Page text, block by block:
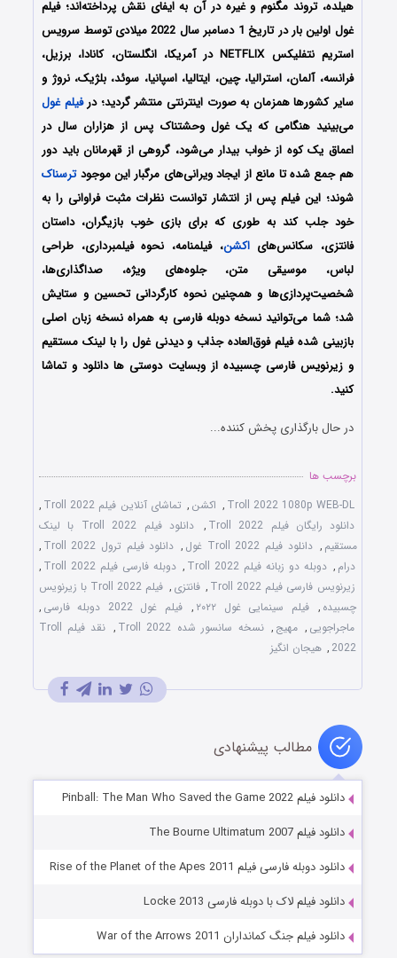
هیلده، تروند مگنوم و غیره در آن به ایفای نقش پرداخته‌اند؛ فیلم
غول اولین بار در تاریخ 1 دسامبر سال 2022 میلادی توسط سرویس
استریم نتفلیکس NETFLIX در آمریکا، انگلستان، کانادا، برزیل،
فرانسه، آلمان، استرالیا، چین، ایتالیا، اسپانیا، سوئد، بلژیک، نروژ و
سایر کشورها همزمان به صورت اینترنتی منتشر گردید؛ درفیلم غول
می‌بینید هنگامی که یک غول وحشتناک پس از هزاران سال در
اعماق یک کوه از خواب بیدار می‌شود، گروهی از قهرمانان باید دور
هم جمع شده تا مانع از ایجاد ویرانی‌های مرگبار این موجودترسناک
شوند؛ این فیلم پس از انتشار توانست نظرات مثبت فراوانی را به
خود جلب کند به طوری که برای بازی خوب بازیگران، داستان
فانتزی، سکانس‌هایاکشن، فیلمنامه، نحوه فیلمبرداری، طراحی
لباس، موسیقی متن، جلوه‌های ویژه، صداگذاری‌ها،
شخصیت‌پردازی‌ها و همچنین نحوه کارگردانی تحسین و ستایش
شد؛ شما می‌توانید نسخه دوبله فارسی به همراه نسخه زبان اصلی
بازبینی شده فیلم فوق‌العاده جذاب و دیدنی غول را با ‌لینک مستقیم
و زیرنویس فارسی چسبیده از وبسایت دوستی ها دانلود و تماشا
کنید.
در حال بارگذاری پخش کننده...
برچسب ها
Troll 2022 1080p WEB-DL
, اکشن , تماشای آنلاین فیلم Troll 2022
,
دانلود رایگان فیلم Troll 2022
,
دانلود فیلم Troll 2022 با لینک
مستقیم , دانلود فیلم Troll 2022 غول , دانلود فیلم ترول Troll 2022
,
درام , دوبله دو زبانه فیلم Troll 2022 , دوبله فارسی فیلم Troll 2022
,
زیرنویس فارسی فیلم Troll 2022
, فانتزی ,
فیلم Troll 2022 با زیرنویس
چسبیده , فیلم سینمایی غول ۲۰۲۲ , فیلم غول 2022 دوبله فارسی
,
ماجراجویی , مهیج , نسخه سانسور شده Troll 2022 ,
نقد فیلم Troll
2022
, هیجان انگیز
مطالب پیشنهادی
دانلود فیلم Pinball: The Man Who Saved the Game 2022
دانلود فیلم The Bourne Ultimatum 2007
دانلود دوبله فارسی فیلم Rise of the Planet of the Apes 2011
دانلود فیلم لاک با دوبله فارسی Locke 2013
دانلود فیلم جنگ کمانداران War of the Arrows 2011